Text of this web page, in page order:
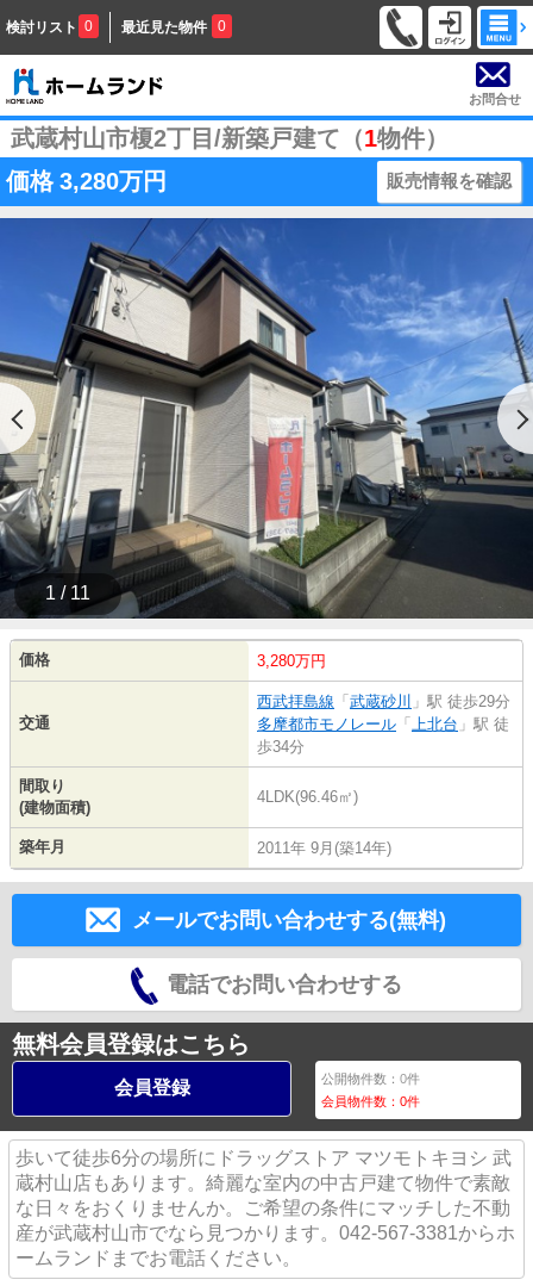
検討リスト 0 最近見た物件 0
お問合せ
武蔵村山市榎2丁目/新築戸建て（1物件）
価格 3,280万円 販売情報を確認
1 / 11
価格 3,280万円
交通
西武拝島線 「 武蔵砂川 」駅 徒歩29分
多摩都市モノレール 「 上北台 」駅 徒
歩34分
間取り
(建物面積)
4LDK(96.46㎡)
築年月 2011年 9月(築14年)
メールでお問い合わせする(無料)
電話でお問い合わせする
無料会員登録はこちら
会員登録 公開物件数：0件
会員物件数：0件
歩いて徒歩6分の場所にドラッグストア マツモトキヨシ 武
蔵村山店もあります。綺麗な室内の中古戸建て物件で素敵
な日々をおくりませんか。ご希望の条件にマッチした不動
産が武蔵村山市でなら見つかります。042-567-3381からホ
ームランドまでお電話ください。